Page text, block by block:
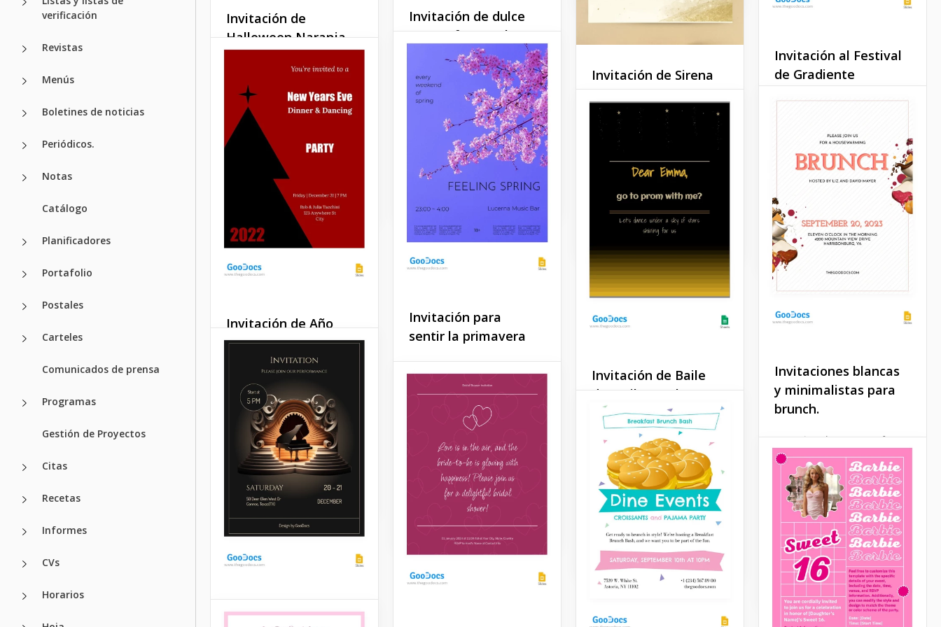
verificación
Revistas
Menús
Boletines de noticias
Periódicos.
Notas
Catálogo
Planificadores
Portafolio
Postales
Carteles
Comunicados de prensa
Programas
Gestión de Proyectos
Citas
Recetas
Informes
CVs
Horarios
Invitación de
Halloween Naranja
Sombría
Aprovecha el
encantamiento
espeluznante de Halloween
con nuestra plantilla de
invitación de Halloween
Naranja Sombrío.
Google Slides
Invitación de dulce
16- Leafy Pastel.
Marca un hito importante
con nuestra plantilla de
invitación Leafy Pastel
Sweet 16. Esta plantilla está
diseñada para capturar la
esencia de la juventud y la
elegancia.
Google Docs
Invitación de Sirena
Si estás buscando una
linda invitación para la
fiesta de cumpleaños de tu
gran elección. El diseño de
la plantilla está hecho en
estilo de sirena.
Google Docs
Invitación de Año
Nuevo en negro y
¿Qué puede ser mejor que
una fiesta de Año Nuevo?
Todos se sienten felices y
emocionados por el
comienzo de algo nuevo.
Invitación para
sentir la primavera
está llena de aires
primaverales. Las
hermosas flores parecen
fascinantes sobre el fondo
del cielo azul. El diseño
luce simple pero
asombroso al mismo
tiempo.
Invitación de Baile
de Estilo Estelar
Esta invitación para el baile
de graduación te permitirá
demostrar a todos que eres
una estrella. El fabuloso
diseño dorado de la
plantilla la hace perfecta
para esta ocasión.
Google Sheets
Invitación al Festival
de Gradiente
¿Quieres que la mayor
posible visiten tu festival
de música? Esta plantilla de
invitación para festivales
degradados es una
diseñar tus folletos.
Google Slides
Invitación a Clases
Invitaciones blancas
y minimalistas para
brunch.
Organiza el evento perfecto
de brunch con nuestra
Plantilla de Invitaciones de
Brunch Minimalista en
Blanco. Este diseño
elegante y minimalista
establece el tono para una
reunión sofisticada.
Google Slides